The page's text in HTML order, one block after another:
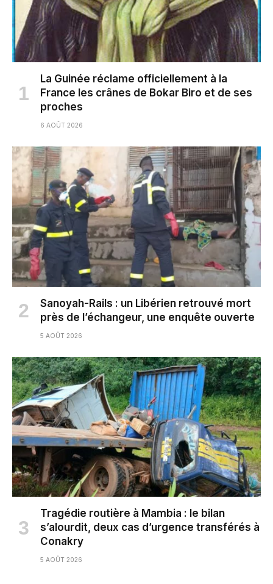
La Guinée réclame officiellement à la
France les crânes de Bokar Biro et de ses
proches
6 AOÛT 2026
Sanoyah-Rails : un Libérien retrouvé mort
près de l’échangeur, une enquête ouverte
5 AOÛT 2026
Tragédie routière à Mambia : le bilan
s’alourdit, deux cas d’urgence transférés à
Conakry
5 AOÛT 2026